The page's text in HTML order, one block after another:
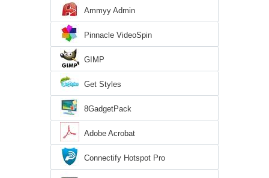
Ammyy Admin
Pinnacle VideoSpin
GIMP
Get Styles
8GadgetPack
Adobe Acrobat
Connectify Hotspot Pro